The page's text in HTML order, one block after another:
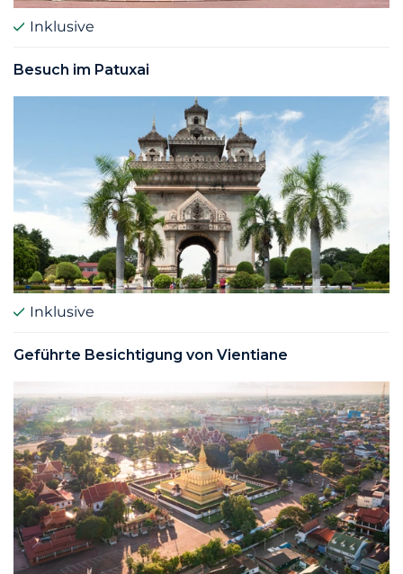
Inklusive
Besuch im Patuxai
Inklusive
Geführte Besichtigung von Vientiane